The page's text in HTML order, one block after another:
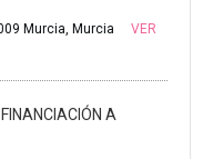
Murcia, Murcia
VER
A